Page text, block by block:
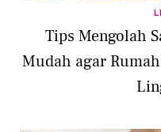
Tips Mengolah
Mudah agar